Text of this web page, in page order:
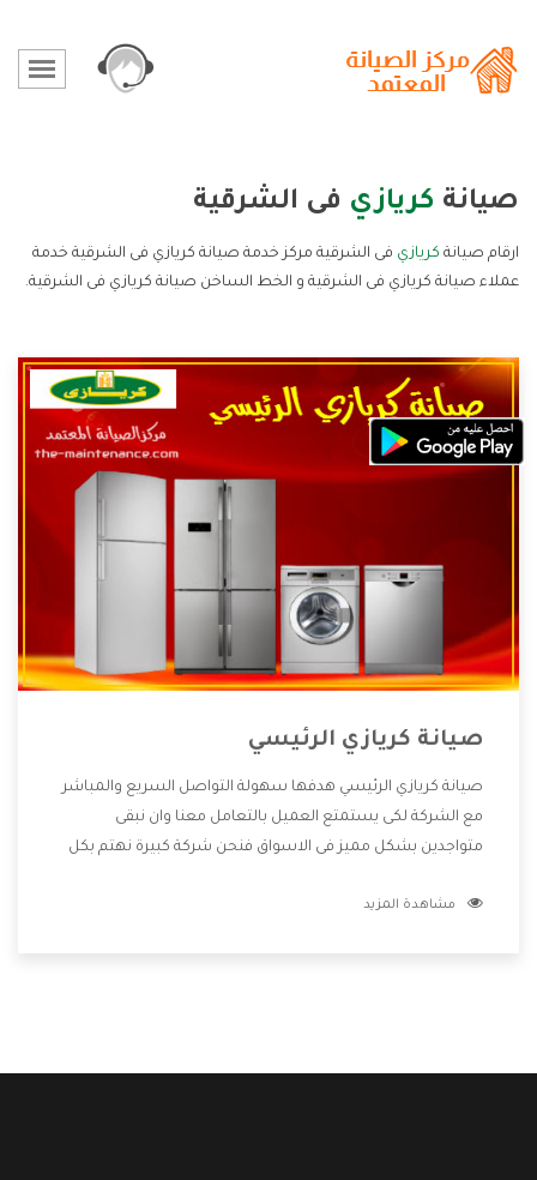
صيانة كريازي فى الشرقية
ارقام صيانة كريازي فى الشرقية مركز خدمة صيانة كريازي فى الشرقية خدمة
عملاء صيانة كريازي فى الشرقية و الخط الساخن صيانة كريازي فى الشرقية.
صيانة كريازي الرئيسي
صيانة كريازي الرئيسي هدفها سهولة التواصل السريع والمباشر
مع الشركة لكى يستمتع العميل بالتعامل معنا وان نبقى
متواجدين بشكل مميز فى الاسواق فنحن شركة كبيرة نهتم بكل
الشركة بها والتى تكون منها خدمة الصيانة التى تكون من أهم
مشاهدة المزيد